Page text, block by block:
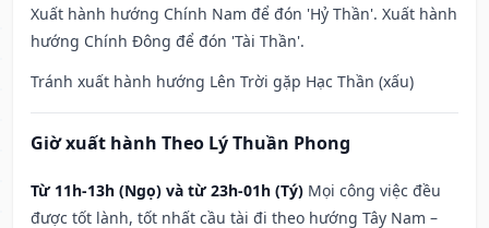
Xuất hành hướng Chính Nam để đón 'Hỷ Thần'. Xuất hành
hướng Chính Đông để đón 'Tài Thần'.
Tránh xuất hành hướng Lên Trời gặp Hạc Thần (xấu)
Giờ xuất hành Theo Lý Thuần Phong
Từ 11h-13h (Ngọ) và từ 23h-01h (Tý) Mọi công việc đều
được tốt lành, tốt nhất cầu tài đi theo hướng Tây Nam –